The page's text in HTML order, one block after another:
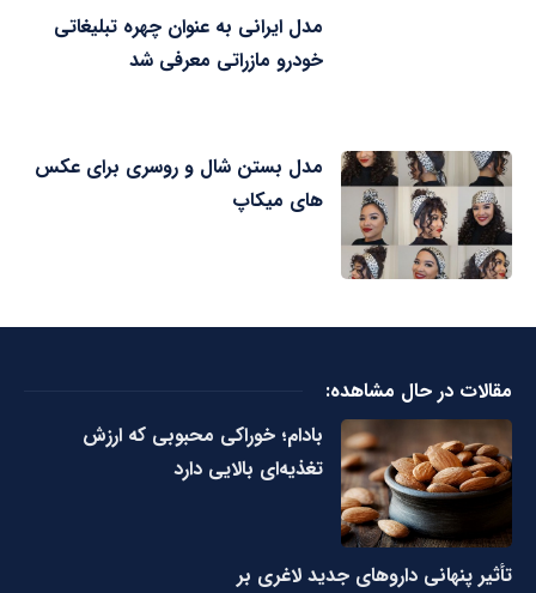
مدل ایرانی به عنوان چهره تبلیغاتی
خودرو مازراتی معرفی شد
مدل بستن شال و روسری برای عکس
های میکاپ
مقالات در حال مشاهده:
بادام؛ خوراکی محبوبی که ارزش
تغذیه‌ای بالایی دارد
تأثیر پنهانی داروهای جدید لاغری بر